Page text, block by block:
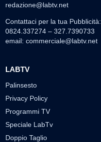
redazione@labtv.net
Contattaci per la tua Pubblicità:
0824.337274 – 327.7390733
email: commerciale@labtv.net
LABTV
Palinsesto
Privacy Policy
Programmi TV
Speciale LabTv
Doppio Taglio